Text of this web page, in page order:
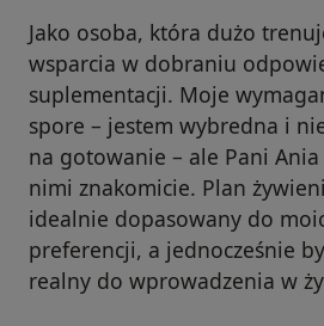
Jako osoba, która dużo
wsparcia w dobraniu
suplementacji. Moje
spore – jestem wybredna i
na gotowanie – ale Pani
nimi znakomicie. Plan
idealnie dopasowany do
preferencji, a jednocześnie
realny do wprowadzenia w